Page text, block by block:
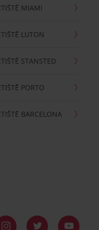
MIAMI
LUTON
STANSTED
PORTO
BARCELONA